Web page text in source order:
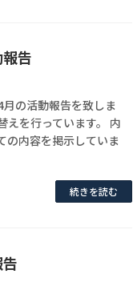
告
の活動報告を致しま
を行っています。 内
の内容を掲示していま
続きを読む